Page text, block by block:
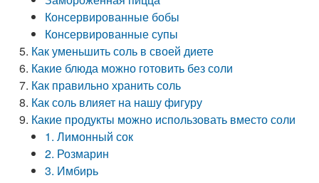
Консервированные бобы
Консервированные супы
Как уменьшить соль в своей диете
Какие блюда можно готовить без соли
Как правильно хранить соль
Как соль влияет на нашу фигуру
Какие продукты можно использовать вместо соли
1. Лимонный сок
2. Розмарин
3. Имбирь